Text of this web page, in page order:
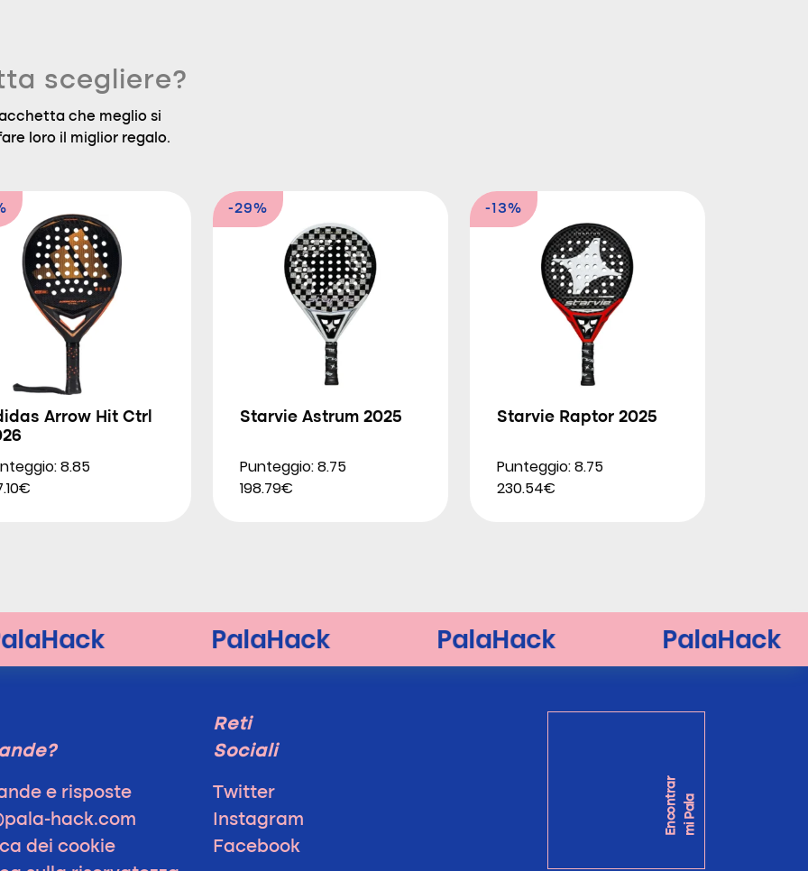
scegliere?
che meglio si
loro il miglior regalo.
Arrow Hit Ctrl
8.85
-29%
Starvie Astrum 2025
Punteggio: 8.75
198.79€
-13%
Starvie Raptor 2025
Punteggio: 8.75
230.54€
e risposte
hack.com
dei cookie
Reti
Sociali
Twitter
Instagram
Facebook